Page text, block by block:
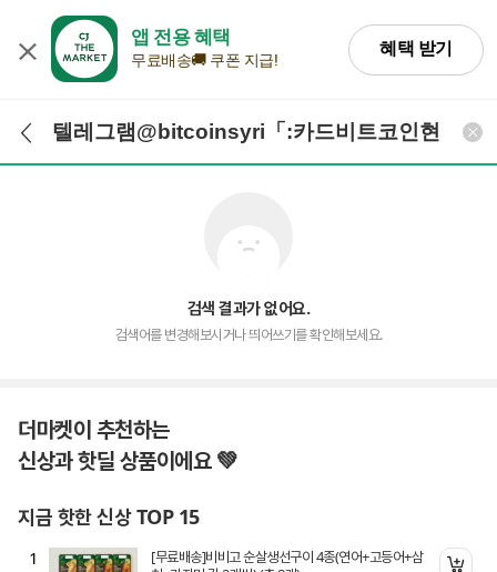
앱 전용 혜택
무료배송🚚 쿠폰 지급!
혜택 받기
검색어 입력 검
검색 결과가 없어요.
검색어를 변경해보시거나 띄어쓰기를 확인해보세요.
더마켓이 추천하는
신상과 핫딜 상품이에요 💚
지금 핫한 신상 TOP 15
담기
1
[무료배송]비비고 순살생선구이 4종(연어+고등어+삼